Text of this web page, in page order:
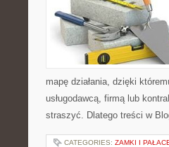
mapę działania, dzięki
usługodawcą, firmą lub
straszyć. Dlatego treści w
CATEGORIES: ZAMKI I